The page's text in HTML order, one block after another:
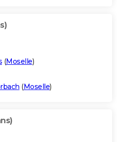
(Moselle)
(Moselle)